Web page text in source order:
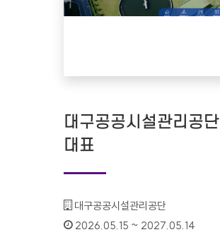
대구공공시설관리공단
대표
기관명 :
대구공공시설관리공단
인증기간 :
2026.05.15 ~ 2027.05.14